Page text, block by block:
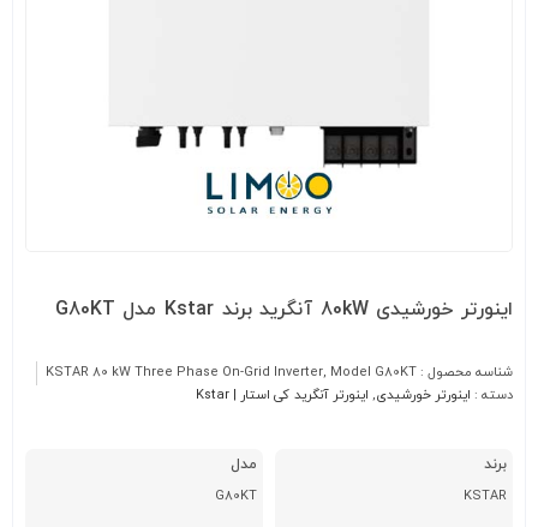
اینورتر خورشیدی 80kW آنگرید برند Kstar مدل G80KT
شناسه محصول : KSTAR 80 kW Three Phase On-Grid Inverter, Model G80KT
دسته : اینورتر خورشیدی, اینورتر آنگرید کی استار | Kstar
برند
KSTAR
مدل
G80KT